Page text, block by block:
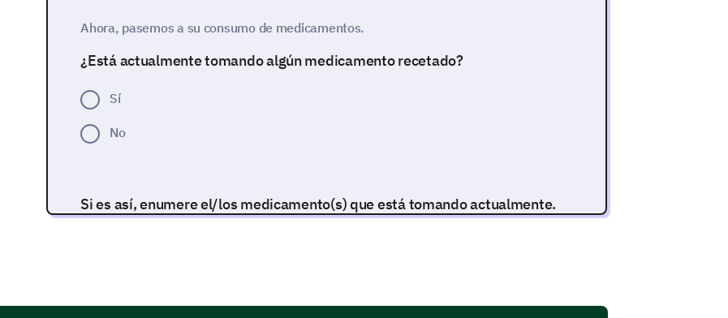
Ahora, pasemos a su consumo de medicamentos.
¿Está actualmente tomando algún medicamento recetado?
Sí
No
Si es así, enumere el/los medicamento(s) que está tomando actualmente.